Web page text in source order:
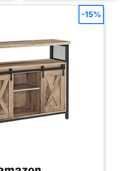
et des objets déco. Les 2 tiroirs
permettent de garder les
couverts à portée de main, les
s’adaptent à des objets de
différentes tailles Sûr et bien
ordonné : Le dispositif anti-
basculement inclus permet de
fixer le placard au mur pour
plus de sécurité. À l’arrière, une
ouverture facilite le passage
des câbles des petits appareils
et contribue à un rendu net et
ordonné Un meuble facile à
intégrer partout : Dans la salle à
manger en buffet, dans le salon
-15%